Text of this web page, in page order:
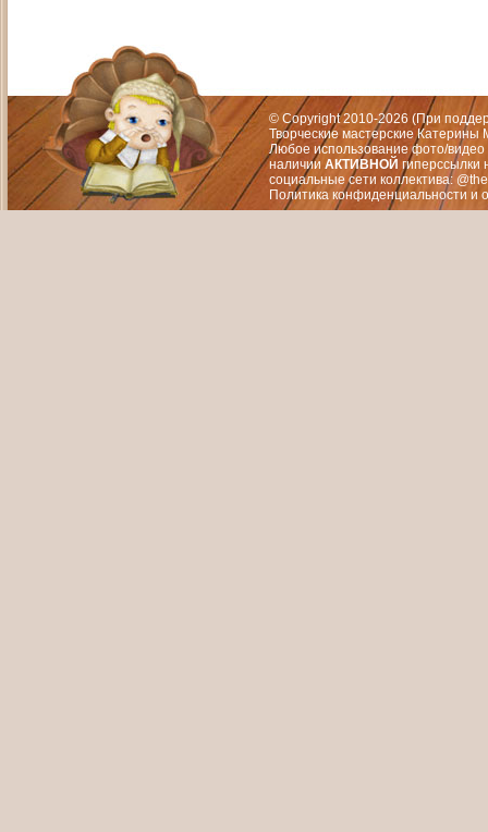
© Copyright 2010-2026 (При
Творческие мастерские
Любое использование фото/видео
наличии АКТИВНОЙ гиперссылки
социальные сети коллектива:
Политика конфиденциальности и